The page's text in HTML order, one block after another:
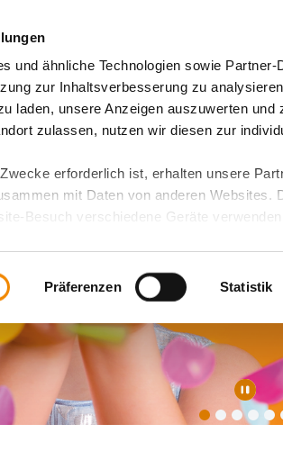
und ähnliche Technologien sowie
zur Inhaltsverbesserung zu
laden, unsere Anzeigen auszuwerten
zulassen, nutzen wir diesen zur
erforderlich ist, erhalten unsere
mit Daten von anderen Websites.
Besuch verschiedene Geräte
für Ihre Daten führen kann.
Sie in unserenDatenschutzhinweisen
Website-Funktionen für diese Zwecke
Sie können mittels nachfolgender
und Ihre erteilte Einwilligung stets für die
erstreckt sich nicht auf notwendige
Interessen und daher unabhängig von
Präferenzen Statistik
Standorte & Angebote Neuigkeiten